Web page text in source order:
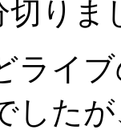
切りま
ライ
したが